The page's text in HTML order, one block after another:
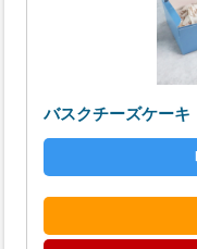
バスクチーズケーキ